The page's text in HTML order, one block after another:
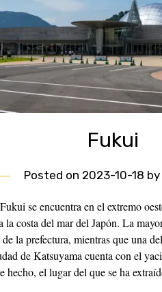
Fukui
Posted on 2023-10-18 by
se encuentra en el extremo
la costa del mar del Japón. La
la prefectura, mientras que una
de Katsuyama cuenta con el
hecho, el lugar del que se ha